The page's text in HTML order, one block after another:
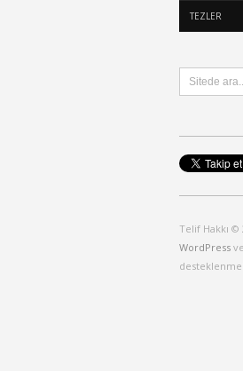
TEZLER
Telif Hakkı ©
WordPress ve